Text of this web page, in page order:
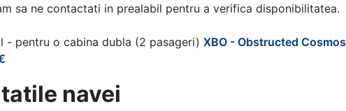
sa ne contactati in prealabil pentru a verifica disponibilitatea.
- pentru o cabina dubla (2 pasageri) XBO - Obstructed Cosmos
navei